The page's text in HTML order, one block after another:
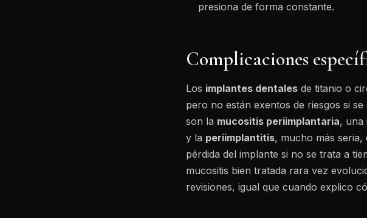
presiona de forma constante.
Complicaciones
Los implantes dentales de titanio o
pero no están exentos de riesgos si
son la mucositis periimplantaria, una
y la periimplantitis, mucho más
pérdida del implante si no se trata a
mucositis bien tratada rara vez
revisiones, igual que cuando explico